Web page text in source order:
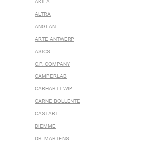
AKILA
ALTRA
ANGLAN
ARTE ANTWERP
ASICS
C.P. COMPANY
CAMPERLAB
CARHARTT WIP
CARNE BOLLENTE
CASTART
DIEMME
DR. MARTENS